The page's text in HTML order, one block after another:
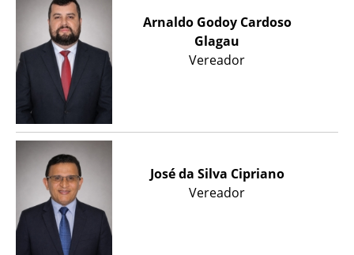
Arnaldo Godoy Cardoso
Glagau
Vereador
José da Silva Cipriano
Vereador